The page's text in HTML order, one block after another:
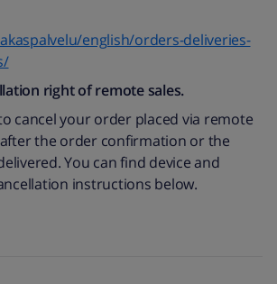
english/orders-deliveries-
right of remote sales.
cancel your order placed via remote
the order confirmation or the
You can find device and
instructions below.